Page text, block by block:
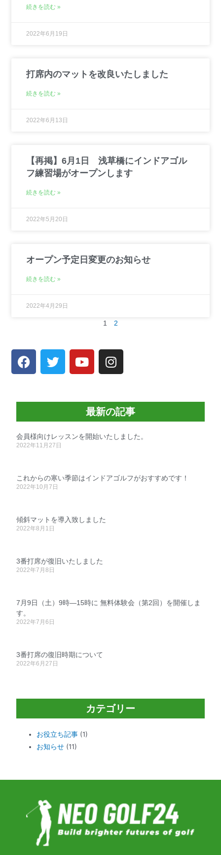
続きを読む »
2022年6月19日
打席内のマットを改良いたしました
続きを読む »
2022年6月13日
【再掲】6月1日 浅草橋にインドアゴル
フ練習場がオープンします
続きを読む »
2022年5月20日
オープン予定日変更のお知らせ
続きを読む »
2022年4月29日
1 2
最新の記事
会員様向けレッスンを開始いたしました。
2022年11月27日
これからの寒い季節はインドアゴルフがおすすめです！
2022年10月7日
傾斜マットを導入致しました
2022年8月1日
3番打席が復旧いたしました
2022年7月8日
7月9日（土）9時―15時に 無料体験会（第2回）を開催しま
す。
2022年7月6日
3番打席の復旧時期について
2022年6月27日
カテゴリー
お役立ち記事 (1)
お知らせ (11)